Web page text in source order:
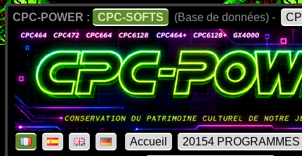
CPC-POWER : CPC-SOFTS (Base de données) -
Accueil 20154 PROGRAMMES